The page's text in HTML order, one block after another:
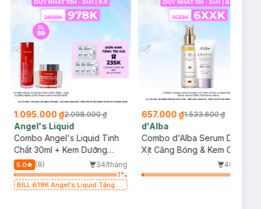
1.095.000 ₫2.098.000 ₫
Angel's Liquid
Combo Angel's Liquid Tinh
Chất 30ml + Kem Dưỡng
50ml Giảm Thâm Nám
Chuyên Biệt
5.0 (8)
34/tháng
1%
BILL 619K Angel's Liquid Tặng 01
657.000 ₫1.533.600 ₫
d'Alba
Combo d'Alba Serum Dạng
Xịt Căng Bóng & Kem Chống
Nắng Nâng Tông Tím
100ml+50ml
40/tháng